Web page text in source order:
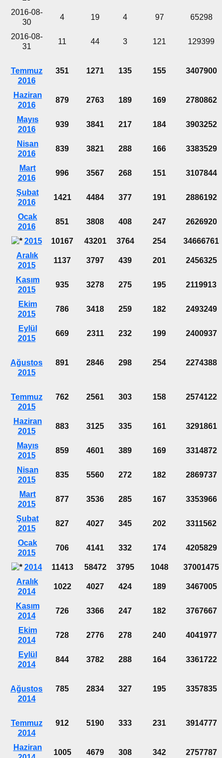
2016-08-
30
4 19 4 97 65298
2016-08-
31
11 44 3 121 129399
Temmuz
2016
351 1271 135 155 3407900
Haziran
2016
879 2763 189 169 2780862
Mayıs
2016
939 3841 217 184 3903252
Nisan
2016
839 3821 288 166 3383529
Mart
2016
996 3567 268 151 3107844
Şubat
2016
1421 4484 377 191 2886192
Ocak
2016
851 3808 408 247 2626920
2015 10167 43201 3764 254
34666761
Aralık
2015
1137 3797 439 201 2456325
Kasım
2015
935 3278 275 195 2119913
Ekim
2015
786 3418 259 182 2493249
Eylül
2015
669 2311 232 199 2400937
Ağustos
2015
891 2846 298 254 2274388
Temmuz
2015
762 2561 303 158 2574122
Haziran
2015
883 3125 335 161 3291861
Mayıs
2015
859 4601 389 169 3314872
Nisan
2015
835 5560 272 182 2869737
Mart
2015
877 3536 285 167 3353966
Şubat
2015
827 4027 345 202 3311562
Ocak
2015
706 4141 332 174 4205829
2014 11413 58472 3795 1048
37001475
Aralık
2014
1022 4027 424 189 3467005
Kasım
2014
726 3366 247 182 3767667
Ekim
2014
728 2776 278 240 4041977
Eylül
2014
844 3782 288 164 3361722
Ağustos
2014
785 2834 327 195 3357835
Temmuz
2014
912 5190 333 231 3914777
Haziran
1005 4679 308 342 2757787